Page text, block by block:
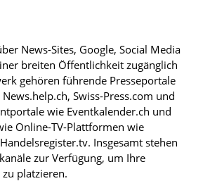
News-Sites, Google, Social Media
breiten Öffentlichkeit zugänglich
gehören führende Presseportale
Swiss-Press.com und
wie Eventkalender.ch und
Online-TV-Plattformen wie
Insgesamt stehen
zur Verfügung, um Ihre
platzieren.